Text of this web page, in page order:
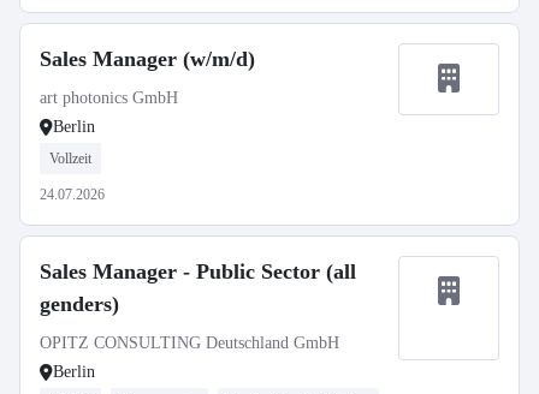
Sales Manager (w/m/d)
art photonics GmbH
Berlin
Vollzeit
24.07.2026
Sales Manager - Public Sector (all
genders)
OPITZ CONSULTING Deutschland GmbH
Berlin